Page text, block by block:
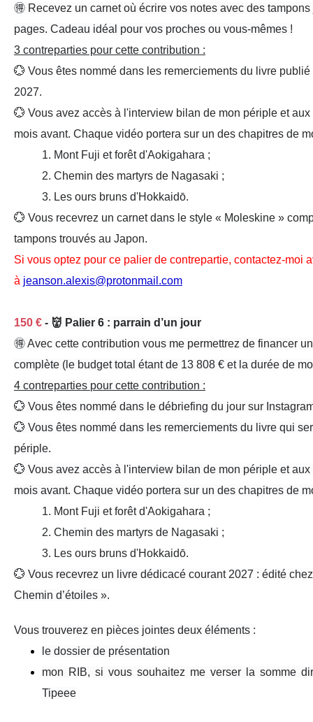
🉐 Recevez un carnetoù écrire vos notes avec des
pages. Cadeau idéal pour vos proches ou vous-mêmes !
3 contreparties pour cette contribution :
💮 Vous êtes nommé dans les remerciements du livre publié
2027.
💮 Vous avez accès à l'interview bilan de mon périple et aux
mois avant. Chaque vidéo portera sur un des
1. Mont Fuji et forêt d'Aokigahara ;
2. Chemin des martyrs de Nagasaki ;
3. Les ours bruns d'Hokkaidō.
💮 Vous recevrez un carnetdans le style « Moleskine »
tampons trouvés au Japon.
Si vous optez pour ce palier de contrepartie, contactez-moi
à jeanson.alexis@protonmail.com
150 € - 👹 Palier 6 : parrain d’un jour
🉐 Avec cette contribution vous me permettrez de financer
complète (le budget total étant de 13 808 € et la durée de
4 contreparties pour cette contribution :
💮 Vous êtes nommé dans le débriefing du jour sur
💮 Vous êtes nommé dans les remerciements du livre qui
périple.
💮 Vous avez accès à l'interview bilan de mon périple et aux
mois avant. Chaque vidéo portera sur un des chapitres
1. Mont Fuji et forêt d'Aokigahara ;
2. Chemin des martyrs de Nagasaki ;
3. Les ours bruns d'Hokkaidō.
💮 Vous recevrez un livre dédicacé courant 2027 : édité
Chemin d’étoiles ».
Vous trouverez en pièces jointes deux éléments :
le dossier de présentation
mon RIB, si vous souhaitez me verser la somme
Tipeee